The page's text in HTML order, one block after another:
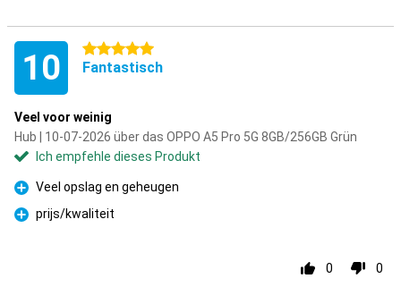
10 5 Sterne
Fantastisch
Veel voor weinig
Hub | 10-07-2026 über das OPPO A5 Pro 5G 8GB/256GB Grün
Ich empfehle dieses Produkt
Pro
Veel opslag en geheugen
Pro
prijs/kwaliteit
0 0